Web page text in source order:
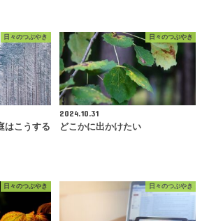
日々のつぶやき
はこうする
日々のつぶやき
2024.10.31
どこかに出かけたい
日々のつぶやき 日々のつぶやき